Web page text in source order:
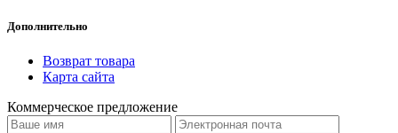
Дополнительно
Возврат товара
Карта сайта
Коммерческое предложение